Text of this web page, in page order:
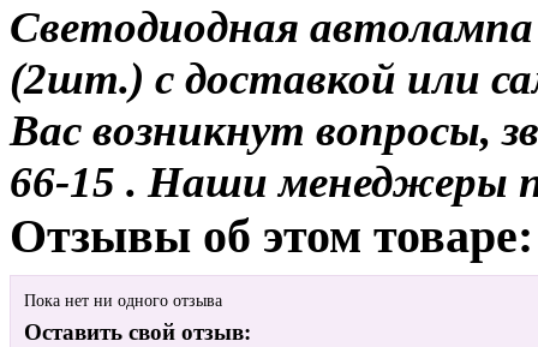
Светодиодная
(2шт.) с доставкой или
Вас возникнут вопросы,
66-15 . Наши менеджеры
Отзывы об этом товаре:
Пока нет ни одного отзыва
Оставить свой отзыв: